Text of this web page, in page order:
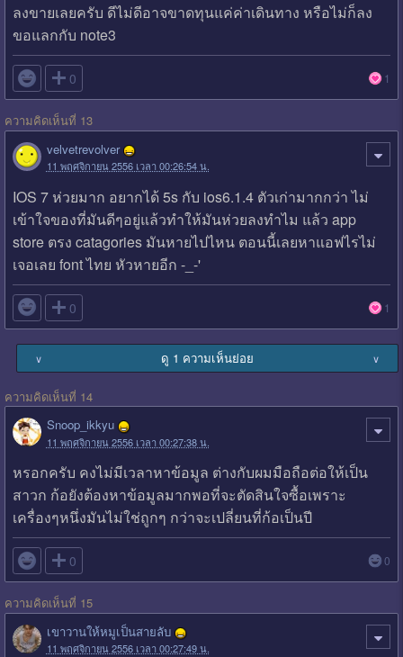
ลงขายเลยครับ ดีไม่ดีอาจขาดทุนแค่ค่าเดินทาง หรือไม่ก็ลง
ขอแลกกับ note3
 0 1
ความคิดเห็นที่ 13
velvetrevolver
11 พฤศจิกายน 2556 เวลา 00:26:54 น.
IOS 7 ห่วยมาก อยากได้ 5s กับ ios6.1.4 ตัวเก่ามากกว่า ไม่
เข้าใจของที่มันดีๆอยู่แล้วทำให้มันห่วยลงทำไม แล้ว app
store ตรง catagories มันหายไปไหน ตอนนี้เลยหาแอฟไรไม่
เจอเลย font ไทย หัวหายอีก -_-'
 0 1
∨ ดู 1 ความเห็นย่อย ∨
ความคิดเห็นที่ 14
Snoop_ikkyu
11 พฤศจิกายน 2556 เวลา 00:27:38 น.
หรอกครับ คงไม่มีเวลาหาข้อมูล ต่างกับผมมือถือต่อให้เป็น
สาวก ก้อยังต้องหาข้อมูลมากพอที่จะตัดสินใจซื้อเพราะ
เครื่องๆหนึ่งมันไม่ใช่ถูกๆ กว่าจะเปลี่ยนที่ก้อเป็นปี
 0 0
ความคิดเห็นที่ 15
เขาวานให้หมูเป็นสายลับ
11 พฤศจิกายน 2556 เวลา 00:27:49 น.